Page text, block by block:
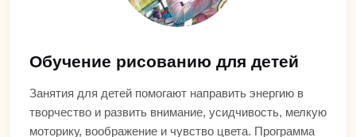
Обучение рисованию для детей
Занятия для детей помогают направить энергию в
творчество и развить внимание, усидчивость, мелкую
моторику, воображение и чувство цвета. Программа